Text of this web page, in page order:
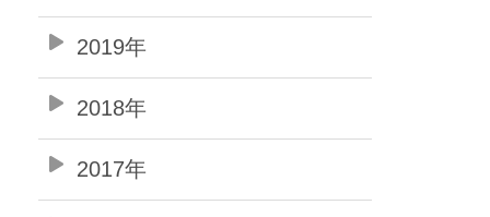
2019年
2018年
2017年